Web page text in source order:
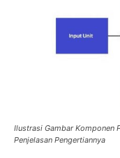
Ilustrasi Gambar Komponen
Penjelasan Pengertiannya